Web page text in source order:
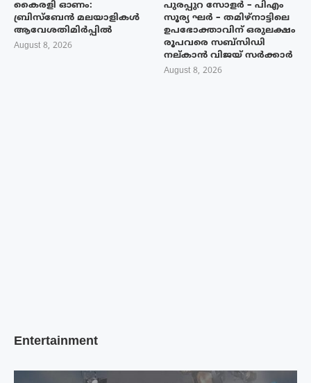
കൈരളി ഓണം:
ബ്രിസ്ബേൻ മലയാളികൾ
ആവേശതിമിർപ്പിൽ
August 8, 2026
പുരപ്പുറ സോളർ – പിഎം
സൂര്യ ഘർ – തമിഴ്നാട്ടിലെ
ഉപഭോക്താവിന് ഒരുലക്ഷം
രൂപവരെ സബ്സിഡി
നല്കാൻ വിജയ് സർക്കാർ
August 8, 2026
Entertainment